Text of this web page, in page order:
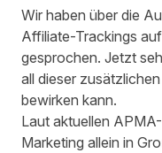
Wir haben über die
Affiliate-Trackings
gesprochen. Jetzt
all dieser
bewirken kann.
Laut aktuellen
Marketing allein in